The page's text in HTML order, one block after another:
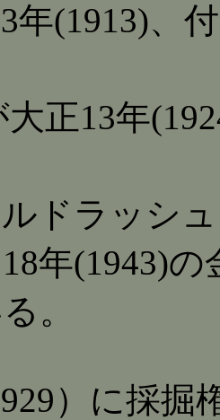
年(1913)、
大正13年
ドラッシ
年(1943)
。
）に採掘